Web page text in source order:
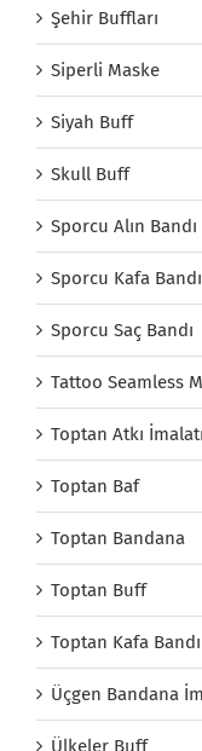
Şehir Buffları
Siperli Maske
Siyah Buff
Skull Buff
Sporcu Alın Bandı
Sporcu Kafa Bandı
Sporcu Saç Bandı
Tattoo Seamless
Toptan Atkı İmalatı
Toptan Baf
Toptan Bandana
Toptan Buff
Toptan Kafa Bandı
Üçgen Bandana
Ülkeler Buff